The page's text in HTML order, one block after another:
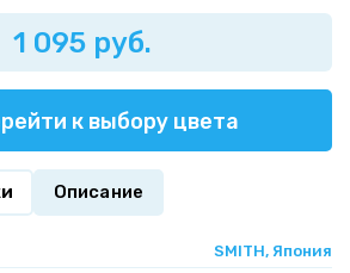
1 095 руб.
к выбору цвета
Описание
SMITH, Япония